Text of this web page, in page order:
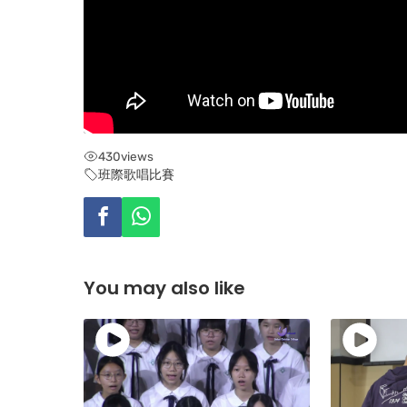
430views
班際歌唱比賽
You may also like